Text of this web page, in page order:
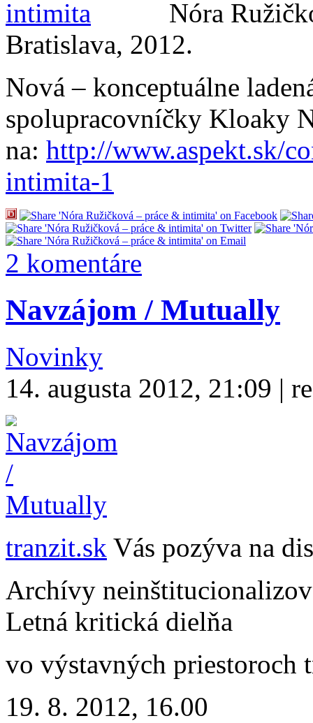
Nóra
Bratislava, 2012.
Nová – konceptuálne
spolupracovníčky Kloaky
na: http://www.aspekt.sk/
intimita-1
2 komentáre
Navzájom / Mutually
Novinky
14. augusta 2012, 21:09 |
tranzit.sk Vás pozýva na
Archívy
Letná kritická dielňa
vo výstavných priestoroch
19. 8. 2012, 16.00